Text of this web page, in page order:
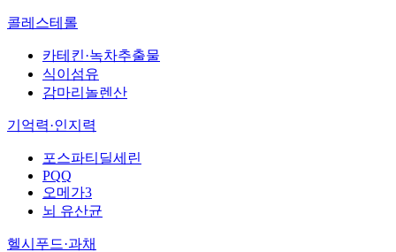
콜레스테롤
카테킨·녹차추출물
식이섬유
감마리놀렌산
기억력·인지력
포스파티딜세린
PQQ
오메가3
뇌 유산균
헬시푸드·과채